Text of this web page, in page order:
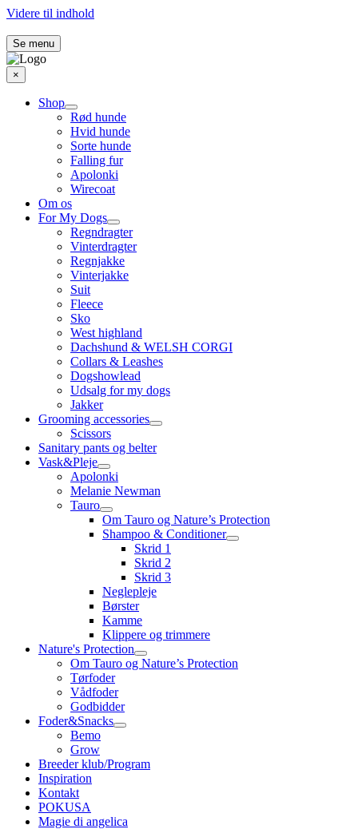
Videre til indhold
Se menu
×
Shop
Rød hunde
Hvid hunde
Sorte hunde
Falling fur
Apolonki
Wirecoat
Om os
For My Dogs
Regndragter
Vinterdragter
Regnjakke
Vinterjakke
Suit
Fleece
Sko
West highland
Dachshund & WELSH CORGI
Collars & Leashes
Dogshowlead
Udsalg for my dogs
Jakker
Grooming accessories
Scissors
Sanitary pants og belter
Vask&Pleje
Apolonki
Melanie Newman
Tauro
Om Tauro og Nature’s Protection
Shampoo & Conditioner
Skrid 1
Skrid 2
Skrid 3
Neglepleje
Børster
Kamme
Klippere og trimmere
Nature's Protection
Om Tauro og Nature’s Protection
Tørfoder
Vådfoder
Godbidder
Foder&Snacks
Bemo
Grow
Breeder klub/Program
Inspiration
Kontakt
POKUSA
Magie di angelica